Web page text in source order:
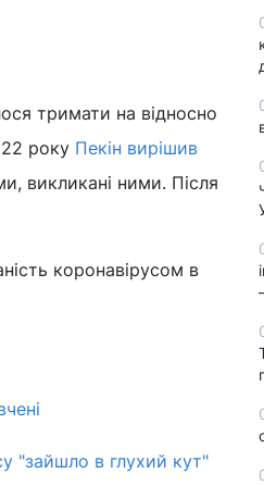
тримати на відносно
року Пекін вирішив
викликані ними. Після
коронавірусом в
"зайшло в глухий кут"